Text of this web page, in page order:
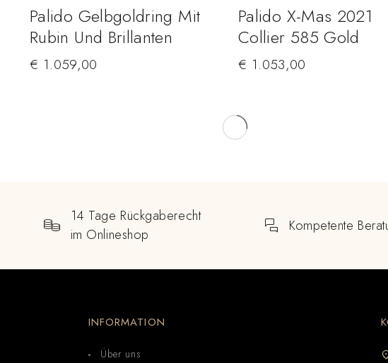
Palido Gelbgoldring Mit
Rubin Und Brillanten
€ 1.059,00
Palido X-Mas 2021
Collier 585 Gold
€ 1.053,00
14 Tage Rückgaberecht
im Onlineshop
Kompetente
INFORMATION
Über uns